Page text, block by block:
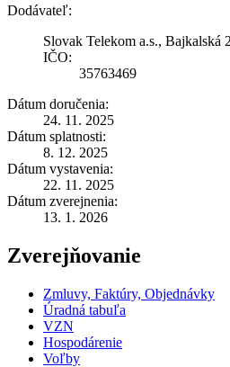
Dodávateľ:
Slovak Telekom a.s., Bajkalská
IČO:
35763469
Dátum doručenia:
24. 11. 2025
Dátum splatnosti:
8. 12. 2025
Dátum vystavenia:
22. 11. 2025
Dátum zverejnenia:
13. 1. 2026
Zverejňovanie
Zmluvy, Faktúry, Objednávky
Úradná tabuľa
VZN
Hospodárenie
Voľby